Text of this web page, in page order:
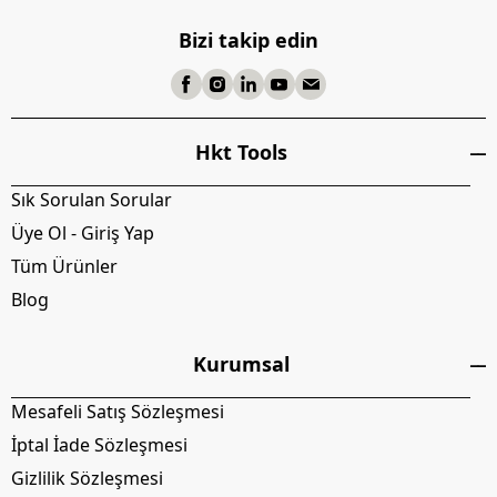
Bizi takip edin
Hkt Tools
Sık Sorulan Sorular
Üye Ol - Giriş Yap
Tüm Ürünler
Blog
Kurumsal
Mesafeli Satış Sözleşmesi
İptal İade Sözleşmesi
Gizlilik Sözleşmesi